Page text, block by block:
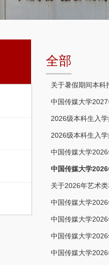
全部
关于暑假期间本科
中国传媒大学
2026级本科生入
2026级本科生入
中国传媒大学
中国传媒大学
关于2026年艺术
中国传媒大学
中国传媒大学
中国传媒大学
中国传媒大学